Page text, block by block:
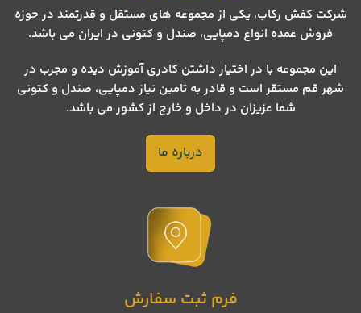
شرکت کفش رکاب، یکی از مجموعه های مستقل و قدرتمند در حوزه
فروش عمده انواع دمپایی، صندل و کتونی در ایران می باشد.
این مجموعه با در اختیار داشتن کادری آموزش دیده و مجرب در
شهر قم مستقر است و قادر به تامین نیاز دمپایی، صندل و کتونی
شما عزیزان در داخل و خارج از کشور می باشد.
درباره ما
فرم ثبت سفارش